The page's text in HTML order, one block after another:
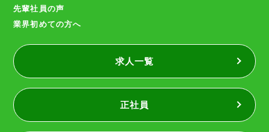
先輩社員の声
業界初めての方へ
求人一覧
正社員